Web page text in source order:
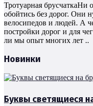
Тротуарная
обойтись без дорог. Они
велосипедов и людей. А
постройки дорог и для
ли мы опыт многих лет ..
Новинки
Буквы светящиеся